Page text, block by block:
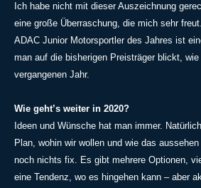
Ich habe nicht mit dieser Auszeichnung
eine große Überraschung, die mich sehr
ADAC Junior Motorsportler des Jahres ist
man auf die bisherigen Preisträger blickt,
vergangenen Jahr.
Wie geht’s weiter in 2020?
Ideen und Wünsche hat man immer.
Plan, wohin wir wollen und wie das
noch nichts fix. Es gibt mehrere Optionen,
eine Tendenz, wo es hingehen kann – aber